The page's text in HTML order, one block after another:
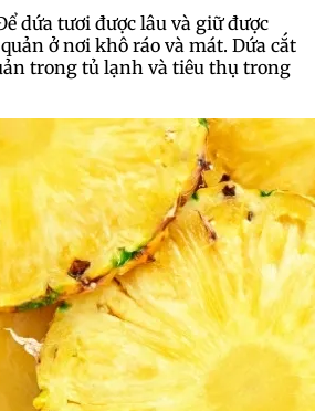
dứa tươi được lâu và giữ được
ở nơi khô ráo và mát. Dứa cắt
trong tủ lạnh và tiêu thụ trong